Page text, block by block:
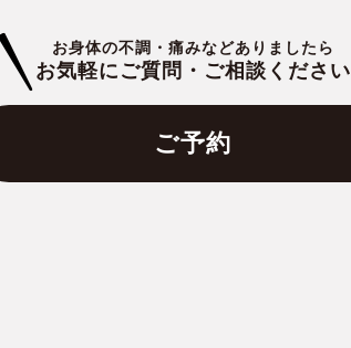
お身体の不調・痛みなどありましたら
お気軽にご質問・ご相談ください
ご予約